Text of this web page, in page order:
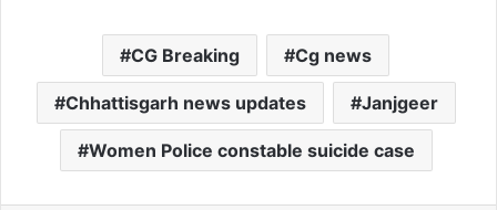
CG Breaking Cg news
Chhattisgarh news updates Janjgeer
Women Police constable suicide case